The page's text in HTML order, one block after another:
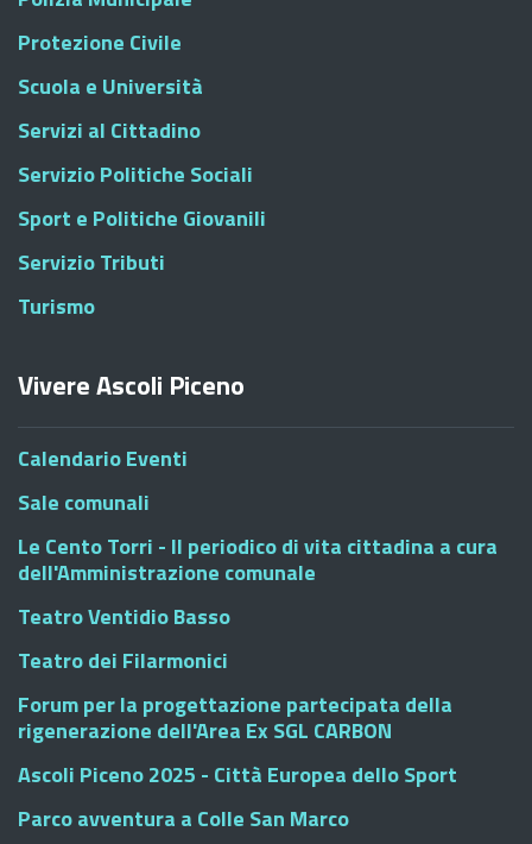
Protezione Civile
Scuola e Università
Servizi al Cittadino
Servizio Politiche Sociali
Sport e Politiche Giovanili
Servizio Tributi
Turismo
Vivere Ascoli Piceno
Calendario Eventi
Sale comunali
Le Cento Torri - Il periodico di vita cittadina a cura
dell'Amministrazione comunale
Teatro Ventidio Basso
Teatro dei Filarmonici
Forum per la progettazione partecipata della
rigenerazione dell'Area Ex SGL CARBON
Ascoli Piceno 2025 - Città Europea dello Sport
Parco avventura a Colle San Marco